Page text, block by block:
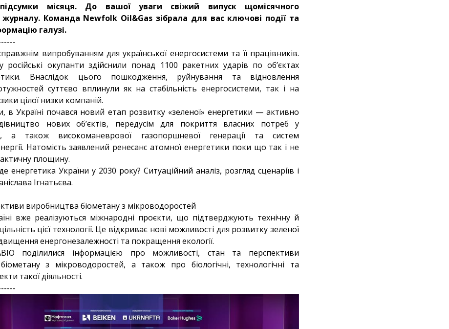
місяця. До вашої уваги свіжий випуск щомісячного
журналу. Команда Newfolk Oil&Gas зібрала для вас ключові події та
галузі.
випробуванням для української енергосистеми та її працівників.
російські окупанти здійснили понад 1100 ракетних ударів по об’єктах
Внаслідок цього пошкодження, руйнування та відновлення
суттєво вплинули як на стабільність енергосистеми, так і на
цілої низки компаній.
в Україні почався новий етап розвитку «зеленої» енергетики — активно
нових об’єктів, передусім для покриття власних потреб у
а також високоманеврової газопоршневої генерації та систем
Натомість заявлений ренесанс атомної енергетики поки що так і не
площину.
енергетика України у 2030 року? Ситуаційний аналіз, розгляд сценаріїв і
Ігнатьєва.
виробництва біометану з мікроводоростей
вже реалізуються міжнародні проєкти, що підтверджують технічну й
цієї технології. Це відкриває нові можливості для розвитку зеленої
енергонезалежності та покращення екології.
поділилися інформацією про можливості, стан та перспективи
з мікроводоростей, а також про біологічні, технологічні та
такої діяльності.